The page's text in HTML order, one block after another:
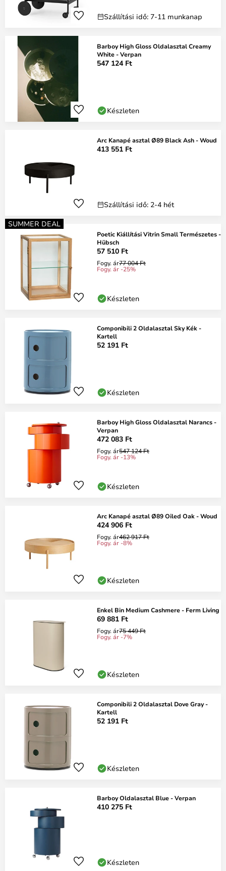
Szállítási idő: 7-11 munkanap
Barboy High Gloss Oldalasztal Creamy
White - Verpan
547 124 Ft
Készleten
Arc Kanapé asztal Ø89 Black Ash - Woud
413 551 Ft
Szállítási idő: 2-4 hét
SUMMER DEAL
Poetic Kiállítási Vitrin Small Természetes -
Hübsch
57 510 Ft
Fogy. ár77 004 Ft
Fogy. ár -25%
Készleten
Componibili 2 Oldalasztal Sky Kék -
Kartell
52 191 Ft
Készleten
Barboy High Gloss Oldalasztal Narancs -
Verpan
472 083 Ft
Fogy. ár547 124 Ft
Fogy. ár -13%
Készleten
Arc Kanapé asztal Ø89 Oiled Oak - Woud
424 906 Ft
Fogy. ár462 917 Ft
Fogy. ár -8%
Készleten
Enkel Bin Medium Cashmere - Ferm Living
69 881 Ft
Fogy. ár75 449 Ft
Fogy. ár -7%
Készleten
Componibili 2 Oldalasztal Dove Gray -
Kartell
52 191 Ft
Készleten
Barboy Oldalasztal Blue - Verpan
410 275 Ft
Készleten